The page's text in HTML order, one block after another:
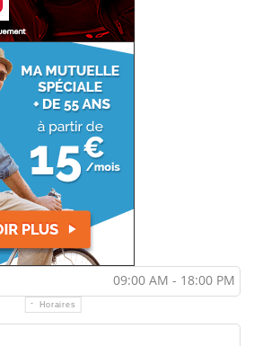
09:00 AM - 18:00 PM
Horaires